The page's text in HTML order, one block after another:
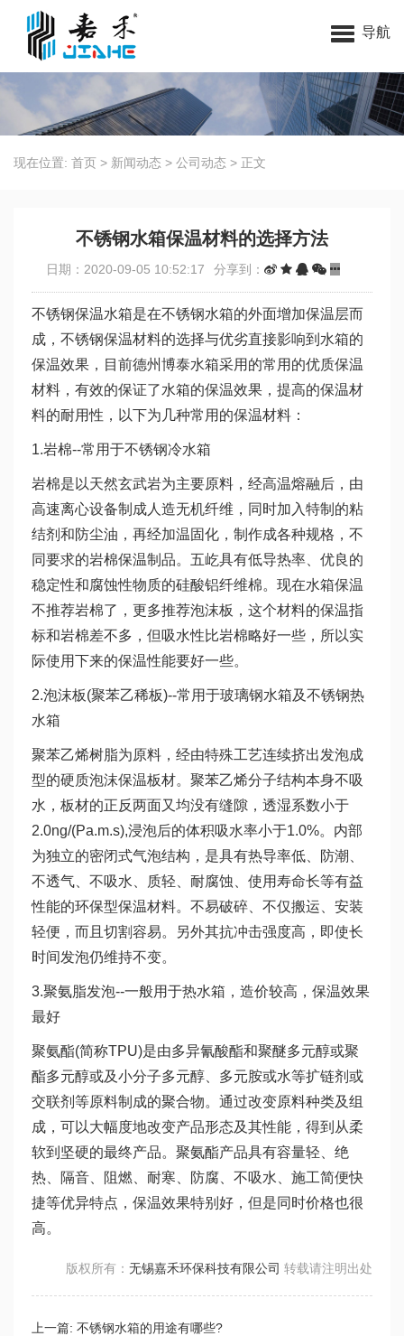
无锡嘉禾环保科技有限公司
导航
现在位置: 首页 > 新闻动态 > 公司动态 > 正文
不锈钢水箱保温材料的选择方法
日期：2020-09-05 10:52:17 分享到：
不锈钢保温水箱是在不锈钢水箱的外面增加保温层而
成，不锈钢保温材料的选择与优劣直接影响到水箱的
保温效果，目前德州博泰水箱采用的常用的优质保温
材料，有效的保证了水箱的保温效果，提高的保温材
料的耐用性，以下为几种常用的保温材料：
1.岩棉--常用于不锈钢冷水箱
岩棉是以天然玄武岩为主要原料，经高温熔融后，由
高速离心设备制成人造无机纤维，同时加入特制的粘
结剂和防尘油，再经加温固化，制作成各种规格，不
同要求的岩棉保温制品。五屹具有低导热率、优良的
稳定性和腐蚀性物质的硅酸铝纤维棉。现在水箱保温
不推荐岩棉了，更多推荐泡沫板，这个材料的保温指
标和岩棉差不多，但吸水性比岩棉略好一些，所以实
际使用下来的保温性能要好一些。
2.泡沫板(聚苯乙稀板)--常用于玻璃钢水箱及不锈钢热
水箱
聚苯乙烯树脂为原料，经由特殊工艺连续挤出发泡成
型的硬质泡沫保温板材。聚苯乙烯分子结构本身不吸
水，板材的正反两面又均没有缝隙，透湿系数小于
2.0ng/(Pa.m.s),浸泡后的体积吸水率小于1.0%。内部
为独立的密闭式气泡结构，是具有热导率低、防潮、
不透气、不吸水、质轻、耐腐蚀、使用寿命长等有益
性能的环保型保温材料。不易破碎、不仅搬运、安装
轻便，而且切割容易。另外其抗冲击强度高，即使长
时间发泡仍维持不变。
3.聚氨脂发泡--一般用于热水箱，造价较高，保温效果
最好
聚氨酯(简称TPU)是由多异氰酸酯和聚醚多元醇或聚
酯多元醇或及小分子多元醇、多元胺或水等扩链剂或
交联剂等原料制成的聚合物。通过改变原料种类及组
成，可以大幅度地改变产品形态及其性能，得到从柔
软到坚硬的最终产品。聚氨酯产品具有容量轻、绝
热、隔音、阻燃、耐寒、防腐、不吸水、施工简便快
捷等优异特点，保温效果特别好，但是同时价格也很
高。
版权所有： 无锡嘉禾环保科技有限公司 转载请注明出处
上一篇: 不锈钢水箱的用途有哪些?